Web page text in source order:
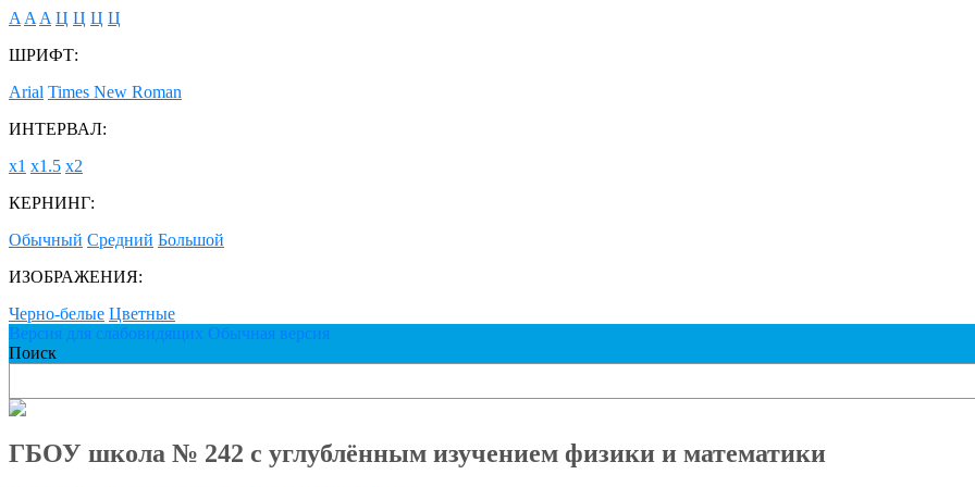
A A A Ц Ц Ц Ц
ШРИФТ:
Arial Times New Roman
ИНТЕРВАЛ:
х1 х1.5 х2
КЕРНИНГ:
Обычный Средний Большой
ИЗОБРАЖЕНИЯ:
Черно-белые Цветные
Версия для слабовидящих Обычная версия
Поиск
ГБОУ школа № 242 с углублённым изучением физики и математики